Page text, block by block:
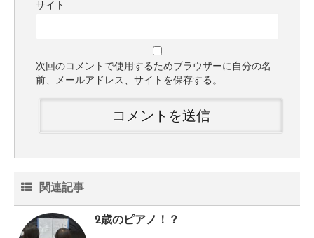
サイト
次回のコメントで使用するためブラウザーに自分の名
前、メールアドレス、サイトを保存する。
関連記事
2歳のピアノ！？